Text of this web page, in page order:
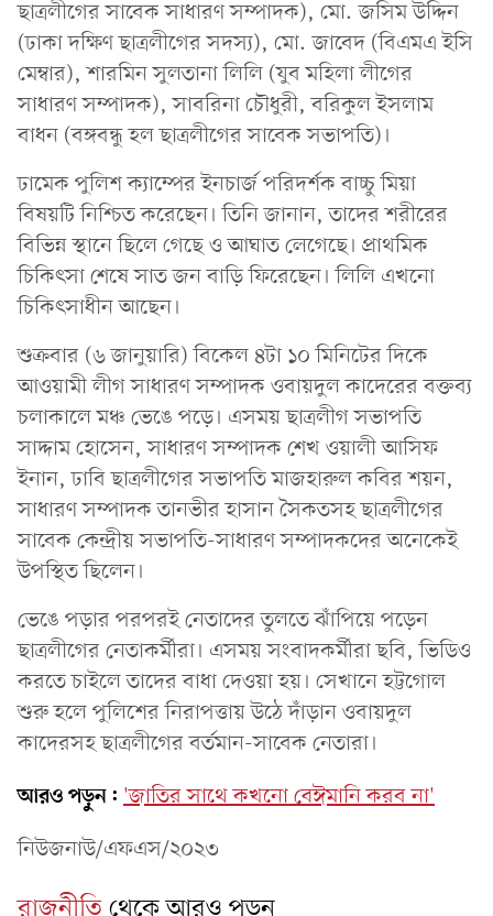
ছাত্রলীগের সাবেক সাধারণ সম্পাদক), মো. জসিম উদ্দিন
(ঢাকা দক্ষিণ ছাত্রলীগের সদস্য), মো. জাবেদ (বিএমএ ইসি
মেম্বার), শারমিন সুলতানা লিলি (যুব মহিলা লীগের
সাধারণ সম্পাদক), সাবরিনা চৌধুরী, বরিকুল ইসলাম
বাধন (বঙ্গবন্ধু হল ছাত্রলীগের সাবেক সভাপতি)।
ঢামেক পুলিশ ক্যাম্পের ইনচার্জ পরিদর্শক বাচ্চু মিয়া
বিষয়টি নিশ্চিত করেছেন। তিনি জানান, তাদের শরীরের
বিভিন্ন স্থানে ছিলে গেছে ও আঘাত লেগেছে। প্রাথমিক
চিকিৎসা শেষে সাত জন বাড়ি ফিরেছেন। লিলি এখনো
চিকিৎসাধীন আছেন।
শুক্রবার (৬ জানুয়ারি) বিকেল ৪টা ১০ মিনিটের দিকে
আওয়ামী লীগ সাধারণ সম্পাদক ওবায়দুল কাদেরের বক্তব্য
চলাকালে মঞ্চ ভেঙে পড়ে। এসময় ছাত্রলীগ সভাপতি
সাদ্দাম হোসেন, সাধারণ সম্পাদক শেখ ওয়ালী আসিফ
ইনান, ঢাবি ছাত্রলীগের সভাপতি মাজহারুল কবির শয়ন,
সাধারণ সম্পাদক তানভীর হাসান সৈকতসহ ছাত্রলীগের
সাবেক কেন্দ্রীয় সভাপতি-সাধারণ সম্পাদকদের অনেকেই
উপস্থিত ছিলেন।
ভেঙে পড়ার পরপরই নেতাদের তুলতে ঝাঁপিয়ে পড়েন
ছাত্রলীগের নেতাকর্মীরা। এসময় সংবাদকর্মীরা ছবি, ভিডিও
করতে চাইলে তাদের বাধা দেওয়া হয়। সেখানে হট্টগোল
শুরু হলে পুলিশের নিরাপত্তায় উঠে দাঁড়ান ওবায়দুল
কাদেরসহ ছাত্রলীগের বর্তমান-সাবেক নেতারা।
আরও পড়ুন: 'জাতির সাথে কখনো বেঈমানি করব না'
নিউজনাউ/এফএস/২০২৩